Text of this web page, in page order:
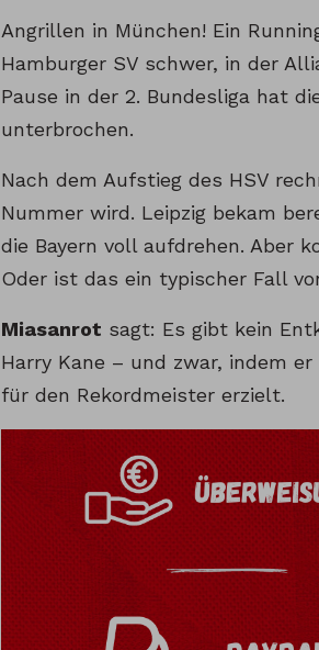
Angrillen in München! Ein
Hamburger SV schwer, in der
Pause in der 2. Bundesliga hat
unterbrochen.
Nach dem Aufstieg des HSV
Nummer wird. Leipzig bekam
die Bayern voll aufdrehen. Aber
Oder ist das ein typischer Fall
Miasanrot sagt: Es gibt kein
Harry Kane – und zwar, indem
für den Rekordmeister erzielt.